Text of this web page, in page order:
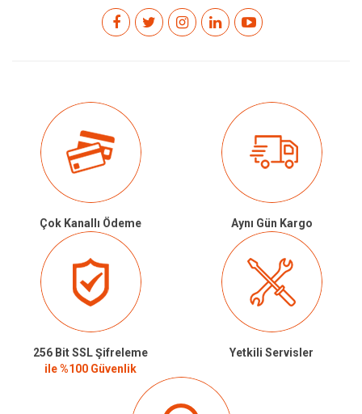
Çok Kanallı Ödeme Aynı Gün Kargo
256 Bit SSL Şifreleme
ile %100 Güvenlik
Yetkili Servisler